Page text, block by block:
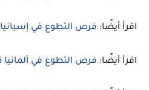
اقرأ أيضًا: فرص التطوع في إسبانيا 2026
اقرأ أيضًا: فرص التطوع في ألمانيا 2026